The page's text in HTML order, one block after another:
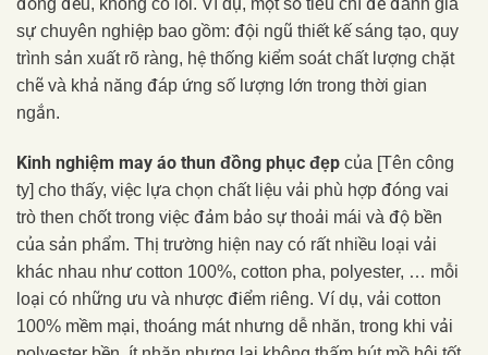
đồng đều, không có lỗi. Ví dụ, một số tiêu chí để đánh giá
sự chuyên nghiệp bao gồm: đội ngũ thiết kế sáng tạo, quy
trình sản xuất rõ ràng, hệ thống kiểm soát chất lượng chặt
chẽ và khả năng đáp ứng số lượng lớn trong thời gian
ngắn.
Kinh nghiệm may áo thun đồng phục đẹp của [Tên công
ty] cho thấy, việc lựa chọn chất liệu vải phù hợp đóng vai
trò then chốt trong việc đảm bảo sự thoải mái và độ bền
của sản phẩm. Thị trường hiện nay có rất nhiều loại vải
khác nhau như cotton 100%, cotton pha, polyester, … mỗi
loại có những ưu và nhược điểm riêng. Ví dụ, vải cotton
100% mềm mại, thoáng mát nhưng dễ nhăn, trong khi vải